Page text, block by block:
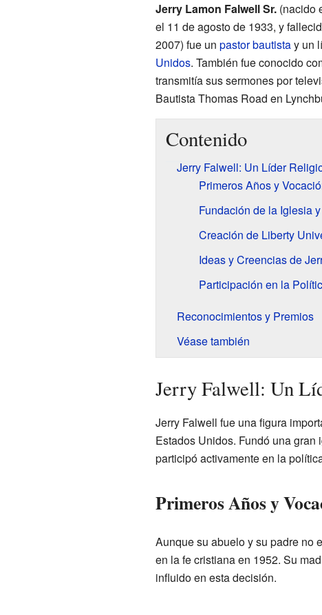
Jerry Lamon Falwell Sr.(nacido
el 11 de agosto de 1933, y
2007) fue un pastorbautistay un
Unidos. También fue conocido
transmitía sus sermones por
Bautista Thomas Road en
Contenido
Jerry Falwell: Un Líder
Primeros Años y
Fundación de la Iglesia
Creación de Liberty
Ideas y Creencias de
Participación en la
Reconocimientos y Premios
Véase también
Jerry Falwell: Un
Jerry Falwell fue una figura
Estados Unidos. Fundó una
participó activamente en la
Primeros Años y
Aunque su abuelo y su padre no
en la fe cristiana en 1952. Su
influido en esta decisión.